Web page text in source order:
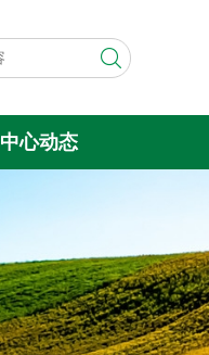
中心动态